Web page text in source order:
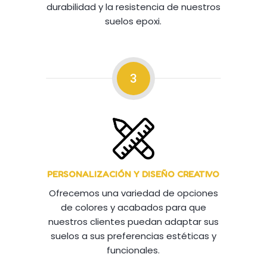
durabilidad y la resistencia de nuestros
suelos epoxi.
3
PERSONALIZACIÓN Y DISEÑO CREATIVO
Ofrecemos una variedad de opciones
de colores y acabados para que
nuestros clientes puedan adaptar sus
suelos a sus preferencias estéticas y
funcionales.